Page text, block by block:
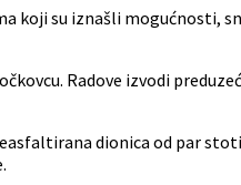
su iznašli mogućnosti,
Radove izvodi
dionica od par